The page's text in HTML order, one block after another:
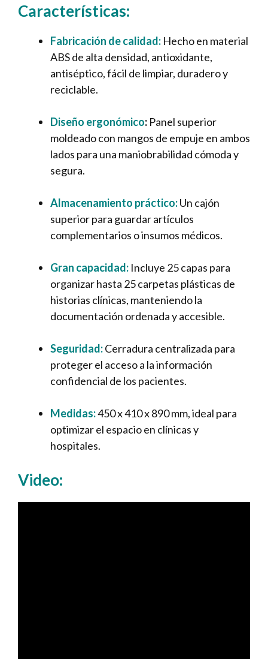
Características:
Fabricación de calidad: Hecho en material
ABS de alta densidad, antioxidante,
antiséptico, fácil de limpiar, duradero y
reciclable.
Diseño ergonómico: Panel superior
moldeado con mangos de empuje en ambos
lados para una maniobrabilidad cómoda y
segura.
Almacenamiento práctico:Un cajón
superior para guardar artículos
complementarios o insumos médicos.
Gran capacidad: Incluye 25 capas para
organizar hasta 25 carpetas plásticas de
historias clínicas, manteniendo la
documentación ordenada y accesible.
Seguridad:Cerradura centralizada para
proteger el acceso a la información
confidencial de los pacientes.
Medidas:450 x 410 x 890 mm, ideal para
optimizar el espacio en clínicas y
hospitales.
Video: